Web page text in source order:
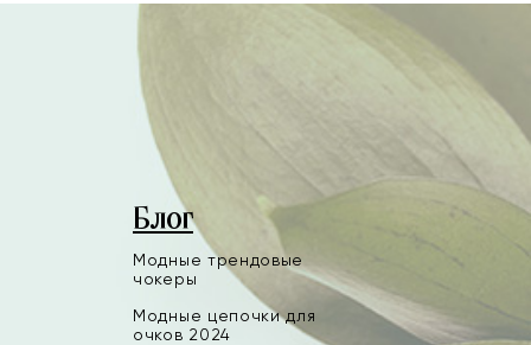
Блог
Модные трендовые
чокеры
Модные цепочки для
очков 2024